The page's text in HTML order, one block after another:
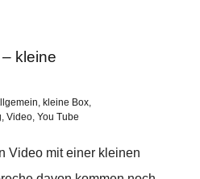
kleine
, kleine Box,
, Video, You Tube
Video mit einer kleinen